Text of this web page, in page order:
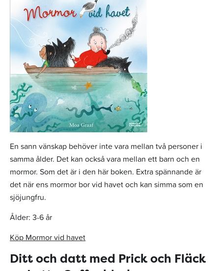
En sann vänskap behöver inte vara mellan två personer i
samma ålder. Det kan också vara mellan ett barn och en
mormor. Som det är i den här boken. Extra spännande är
det när ens mormor bor vid havet och kan simma som en
sjöjungfru.
Ålder: 3-6 år
Köp Mormor vid havet
Ditt och datt med Prick och Fläck